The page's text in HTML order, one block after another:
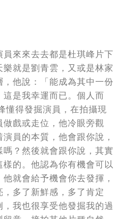
來來去去都是杜琪峰片下
就是劉青雲，又或是林家
他說：「能成為其中一份
是我幸運而已。個人而
懂得發掘演員，在拍攝現
戲或走位，他冷眼旁觀
員的本質，他會跟你說，
？然後就會跟你說，其實
的。他認為你有機會可以
就會給予機會你去發揮，
多了新鮮感，多了肯定
我也很享受他發掘我的過